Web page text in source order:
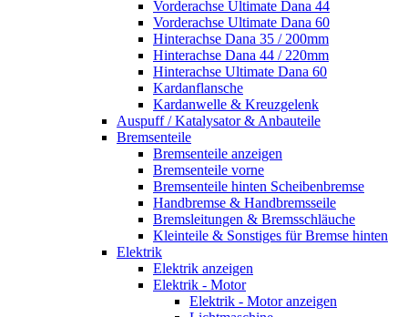
Vorderachse Ultimate Dana 44
Vorderachse Ultimate Dana 60
Hinterachse Dana 35 / 200mm
Hinterachse Dana 44 / 220mm
Hinterachse Ultimate Dana 60
Kardanflansche
Kardanwelle & Kreuzgelenk
Auspuff / Katalysator & Anbauteile
Bremsenteile
Bremsenteile anzeigen
Bremsenteile vorne
Bremsenteile hinten Scheibenbremse
Handbremse & Handbremsseile
Bremsleitungen & Bremsschläuche
Kleinteile & Sonstiges für Bremse hinten
Elektrik
Elektrik anzeigen
Elektrik - Motor
Elektrik - Motor anzeigen